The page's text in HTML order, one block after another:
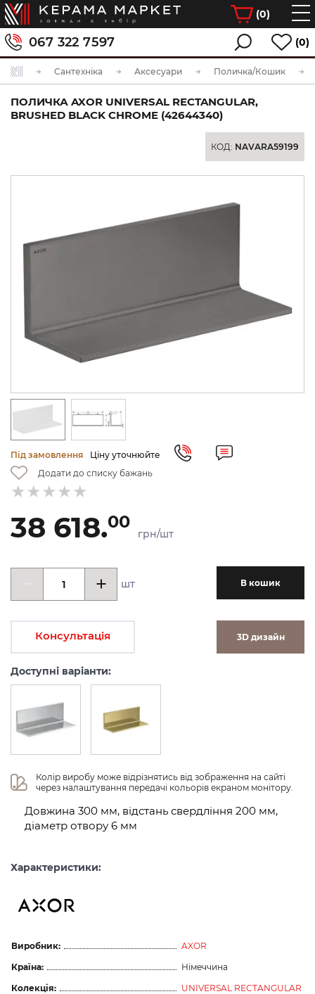
(0)
067 322 7597 (0)
Сантехніка Аксесуари Поличка/Кошик
ПОЛИЧКА AXOR UNIVERSAL RECTANGULAR,
BRUSHED BLACK CHROME (42644340)
КОД: NAVARA59199
Під замовлення
Ціну уточнюйте
Додати до списку бажань
38 618.00
грн/шт
шт В кошик
Консультація 3D дизайн
Доступні варіанти:
Колір виробу може відрізнятись від зображення на сайті
через налаштування передачі кольорів екраном монітору.
Довжина 300 мм, відстань свердління 200 мм,
діаметр отвору 6 мм
Характеристики:
Виробник:
AXOR
Країна:
Німеччина
Колекція:
UNIVERSAL RECTANGULAR